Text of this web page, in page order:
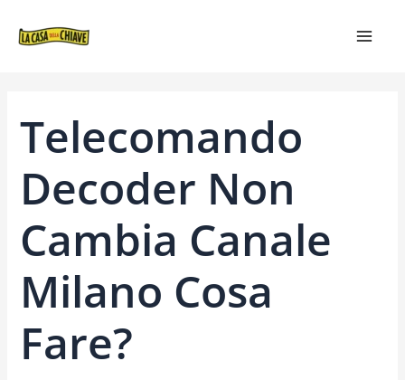
Telecomando
Decoder Non
Cambia Canale
Milano Cosa
Fare?
ARTICOLI